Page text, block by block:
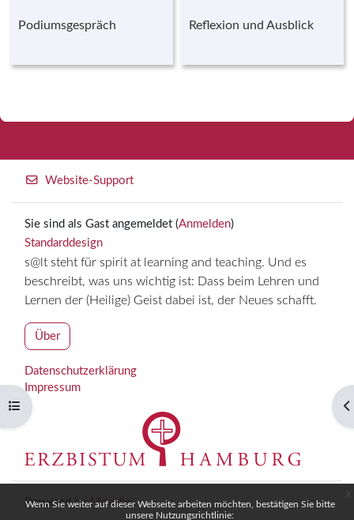
Wenn Sie weiter auf dieser Webseite arbeiten möchten, bestätigen Sie bitte
unsere Nutzungsrichtlinie:
Kursindex öffnen
Podiumsgespräch Reflexion und Ausblick
Website-Support
Sie sind als Gast angemeldet (Anmelden)
Standarddesign
s@lt steht für spirit at learning and teaching. Und es
beschreibt, was uns wichtig ist: Dass beim Lehren und
Lernen der (Heilige) Geist dabei ist, der Neues schafft.
Über
Datenschutzerklärung
Impressum
Powered byMoodle